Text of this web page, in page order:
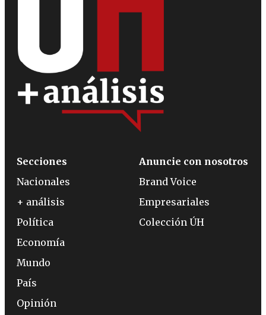
Secciones
Nacionales
+ análisis
Política
Economía
Mundo
País
Opinión
Anuncie con nosotros
Brand Voice
Empresariales
Colección ÚH